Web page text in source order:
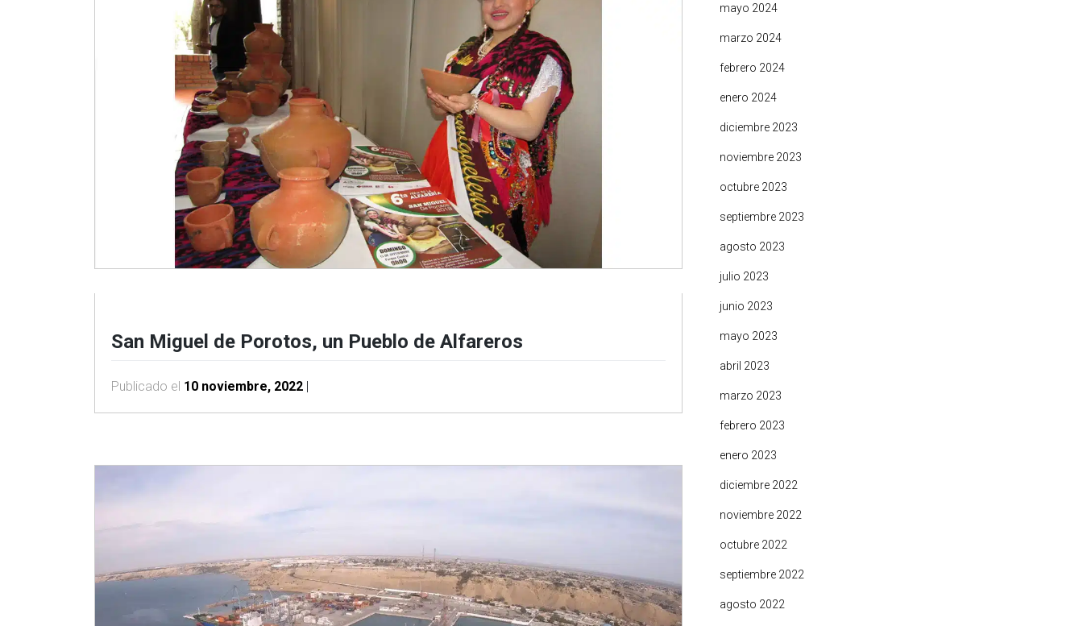
San Miguel de Porotos, un Pueblo de Alfareros
Publicado el 10 noviembre, 2022 |
mayo 2024
marzo 2024
febrero 2024
enero 2024
diciembre 2023
noviembre 2023
octubre 2023
septiembre 2023
agosto 2023
julio 2023
junio 2023
mayo 2023
abril 2023
marzo 2023
febrero 2023
enero 2023
diciembre 2022
noviembre 2022
octubre 2022
septiembre 2022
agosto 2022